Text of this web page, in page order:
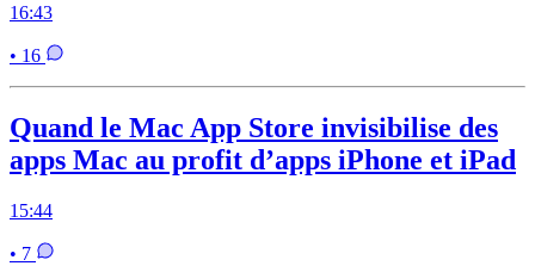
16:43
• 16
Quand le Mac App Store invisibilise des
apps Mac au profit d’apps iPhone et iPad
15:44
• 7